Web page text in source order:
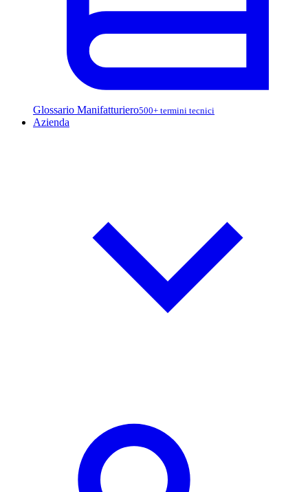
Glossario Manifatturiero500+ termini tecnici
Azienda